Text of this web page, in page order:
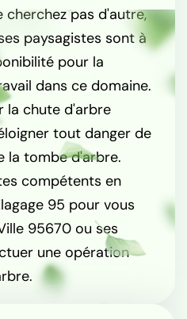
pas d'autre,
paysagistes sont à
pour la
dans ce domaine.
la chute d'arbre
tout danger de
la tombe d'arbre.
compétents en
95 pour vous
95670 ou ses
une opération